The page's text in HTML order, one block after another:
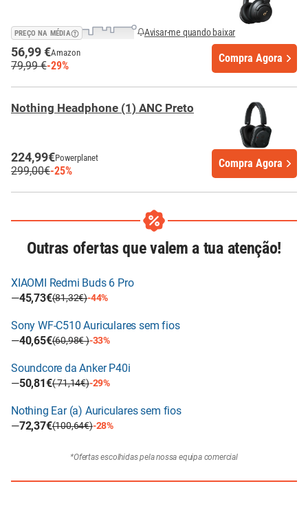
PREÇO NA MÉDIA Avisar-me quando baixar
56,99 €Amazon
79,99 €-29%
Compra Agora
Nothing Headphone (1) ANC Preto
224,99€Powerplanet
299,00€-25%
Compra Agora
Outras ofertas que valem a tua atenção!
XIAOMI Redmi Buds 6 Pro
—45,73€(81,32€)-44%
Sony WF-C510 Auriculares sem fios
—40,65€(60,98€ )-33%
Soundcore da Anker P40i
—50,81€( 71,14€)-29%
Nothing Ear (a) Auriculares sem fios
—72,37€(100,64€)-28%
*Ofertas escolhidas pela nossa equipa comercial